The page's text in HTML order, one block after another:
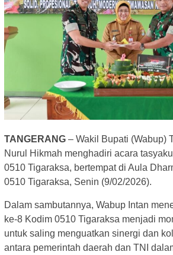
TANGERANG – Wakil Bupati (Wabup)
Nurul Hikmah menghadiri acara
0510 Tigaraksa, bertempat di Aula
0510 Tigaraksa, Senin (9/02/2026).
Dalam sambutannya, Wabup Intan
ke-8 Kodim 0510 Tigaraksa menjadi
untuk saling menguatkan sinergi dan
antara pemerintah daerah dan TNI